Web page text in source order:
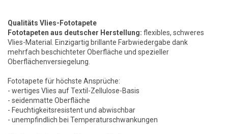
Qualitäts Vlies-Fototapete
Fototapeten aus deutscher Herstellung: flexibles, schweres
Vlies-Material. Einzigartig brillante Farbwiedergabe dank
mehrfach beschichteter Oberfläche und spezieller
Oberflächenversiegelung.
Fototapete für höchste Ansprüche:
- wertiges Vlies auf Textil-Zellulose-Basis
- seidenmatte Oberfläche
- Feuchtigkeitsresistent und abwischbar
- unempfindlich bei Temperaturschwankungen